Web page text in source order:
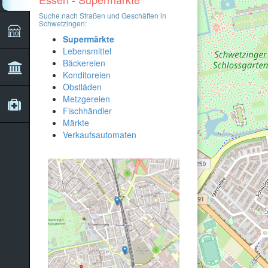
3
Suche nach Straßen und Geschäften in
Schwetzingen:
Supermärkte
Lebensmittel
Bäckereien
Konditoreien
Obstläden
Metzgereien
Fischhändler
Märkte
Verkaufsautomaten